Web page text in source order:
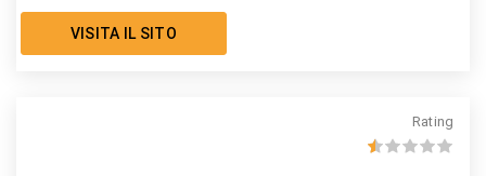
VISITA IL SITO
Rating